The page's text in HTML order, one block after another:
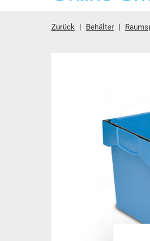
Zurück Behälter